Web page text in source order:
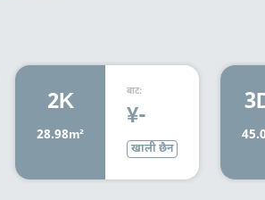
2K
28.98m²
बाट:
¥-
खाली छैन